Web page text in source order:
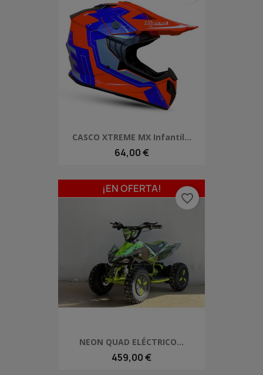
CASCO XTREME MX Infantil...
64,00 €
NEON QUAD ELÉCTRICO...
459,00 €
¡EN OFERTA!
favorite_border